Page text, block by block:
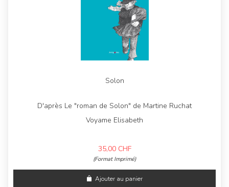
Solon
D'après Le "roman de Solon" de Martine Ruchat
Voyame Elisabeth
35,00 CHF
(Format Imprimé)
Ajouter au panier